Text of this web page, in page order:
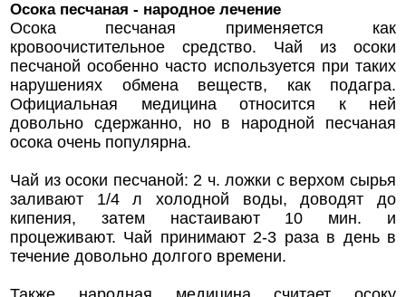
Осока песчаная - народное лечение
Осока песчаная применяется как
кровоочистительное средство. Чай из осоки
песчаной особенно часто используется при таких
нарушениях обмена веществ, как подагра.
Официальная медицина относится к ней
довольно сдержанно, но в народной песчаная
осока очень популярна.
Чай из осоки песчаной: 2 ч. ложки с верхом сырья
заливают 1/4 л холодной воды, доводят до
кипения, затем настаивают 10 мин. и
процеживают. Чай принимают 2-3 раза в день в
течение довольно долгого времени.